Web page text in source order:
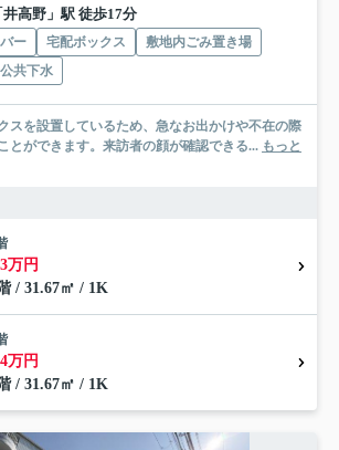
高野」駅 徒歩17分
ー 宅配ボックス
敷地内ごみ置き場
公共下水
スを設置しているため、急なお出かけや不在の際
とができます。来訪者の顔が確認できる... もっと
万円
/ 31.67㎡ / 1K
万円
/ 31.67㎡ / 1K